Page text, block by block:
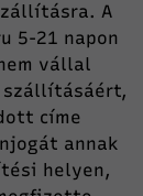
A
5-21 napon
vállal
szállításáért,
címe
annak
helyen,